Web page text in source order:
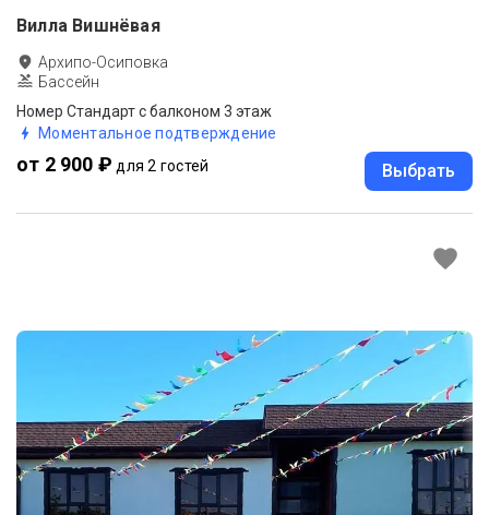
Вилла Вишнёвая
Архипо-Осиповка
Бассейн
Номер Стандарт с балконом 3 этаж
Моментальное подтверждение
от 2 900 ₽ для 2 гостей Выбрать